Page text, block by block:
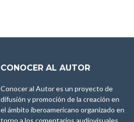
CONOCER AL AUTOR
Conocer al Autor es un proyecto de
difusión y promoción de la creación en
el ámbito iberoamericano organizado en
torno a los comentarios audiovisuales